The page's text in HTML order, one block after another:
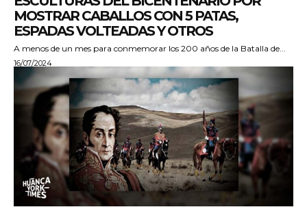
MOSTRAR CABALLOS CON 5 PATAS,
ESPADAS VOLTEADAS Y OTROS
A menos de un mes para conmemorar los 200 años de la Batalla de...
16/07/2024